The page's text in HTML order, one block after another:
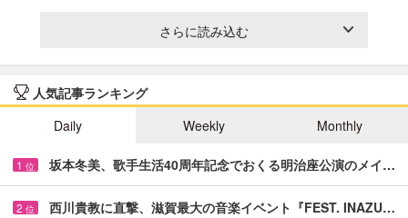
さらに読み込む
人気記事ランキング
Daily
Weekly Monthly
1 位 坂本冬美、歌手生活40周年記念でおくる明治座公演のメイ…
2 位 西川貴教に直撃、滋賀最大の音楽イベント『FEST. INAZU…